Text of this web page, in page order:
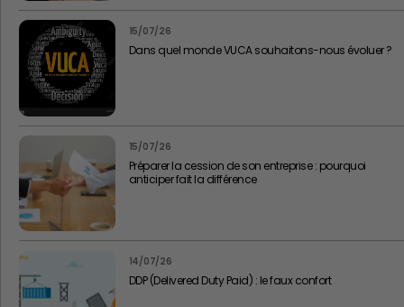
15/07/26
Dans quel monde VUCA souhaitons-nous évoluer ?
15/07/26
Préparer la cession de son entreprise : pourquoi
anticiper fait la différence
14/07/26
DDP (Delivered Duty Paid) : le faux confort